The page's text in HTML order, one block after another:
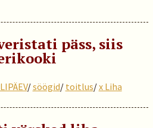
päss, siis
/söögid/ toitlus/x Liha